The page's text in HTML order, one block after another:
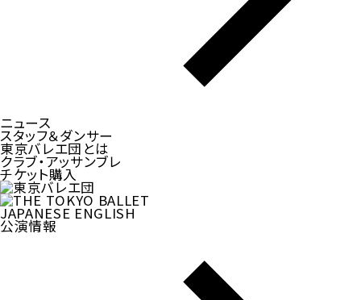
ニュース
スタッフ＆ダンサー
東京バレエ団とは
クラブ・アッサンブレ
チケット購入
JAPANESE ENGLISH
公演情報